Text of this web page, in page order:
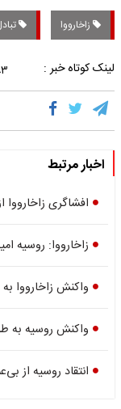
زاخارووا
لینک کوتاه خبر :
اخبار مرتبط
افشاگری زاخارووا
زاخارووا: روسیه
واکنش زاخارووا به
واکنش روسیه به
انتقاد روسیه از